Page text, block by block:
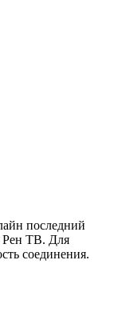
последний
Рен ТВ. Для
соединения.